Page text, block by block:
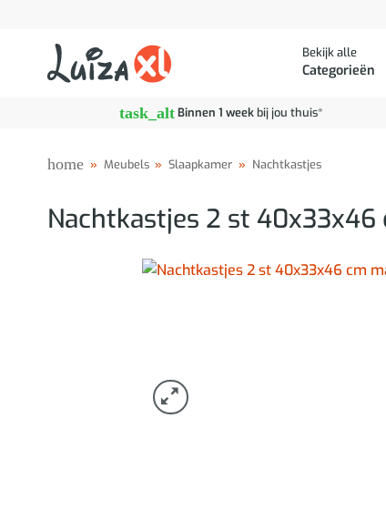
Bekijk alle
Categorieën
task_altBinnen 1 weekbij jou thuis*
home » Meubels » Slaapkamer » Nachtkastjes
Nachtkastjes 2 st